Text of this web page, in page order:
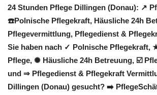
24 Stunden Pflege Dillingen (Donau): ↗️
☎️Polnische Pflegekraft, Häusliche 24h
Pflegevermittlung, Pflegedienst &
Sie haben nach ✓ Polnische Pflegekraft,
Pflege, ✺ Häusliche 24h Betreuung, ☑️
und ⇒ Pflegedienst & Pflegekraft
Dillingen (Donau) gesucht? ➡️